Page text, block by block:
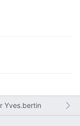
Yves.bertin